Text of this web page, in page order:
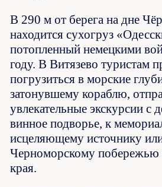
В 290 м от берега на дне
находится сухогруз
потопленный немецкими
году. В Витязево туристам
погрузиться в морские
затонувшему кораблю,
увлекательные экскурсии с
винное подворье, к
исцеляющему источнику
Черноморскому побережью
края.